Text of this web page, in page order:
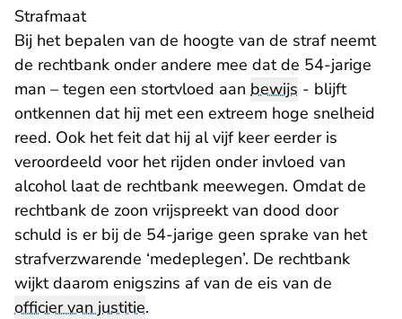
Strafmaat
Bij het bepalen van de hoogte van de straf neemt
de rechtbank onder andere mee dat de 54-jarige
man – tegen een stortvloed aan bewijs - blijft
ontkennen dat hij met een extreem hoge snelheid
reed. Ook het feit dat hij al vijf keer eerder is
veroordeeld voor het rijden onder invloed van
alcohol laat de rechtbank meewegen. Omdat de
rechtbank de zoon vrijspreekt van dood door
schuld is er bij de 54-jarige geen sprake van het
strafverzwarende ‘medeplegen’. De rechtbank
wijkt daarom enigszins af van de eis van de
officier van justitie.